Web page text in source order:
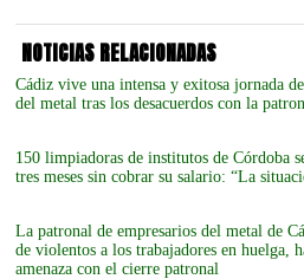
NOTICIAS RELACIONADAS
Cádiz vive una intensa y exitosa jornada
del metal tras los desacuerdos con la
150 limpiadoras de institutos de Córdoba
tres meses sin cobrar su salario: “La
La patronal de empresarios del metal de
de violentos a los trabajadores en huelga,
amenaza con el cierre patronal